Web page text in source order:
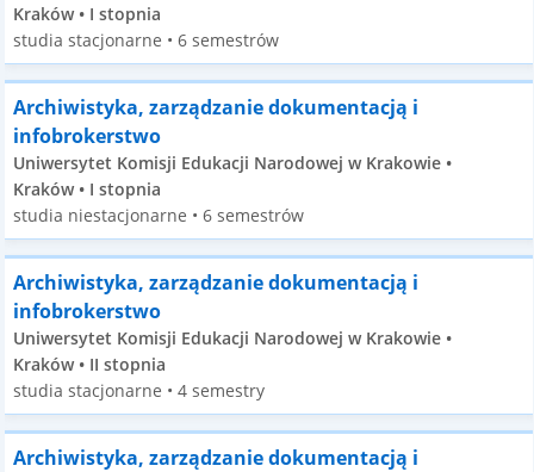
Kraków • I stopnia
studia stacjonarne • 6 semestrów
Archiwistyka, zarządzanie dokumentacją i
infobrokerstwo
Uniwersytet Komisji Edukacji Narodowej w Krakowie •
Kraków • I stopnia
studia niestacjonarne • 6 semestrów
Archiwistyka, zarządzanie dokumentacją i
infobrokerstwo
Uniwersytet Komisji Edukacji Narodowej w Krakowie •
Kraków • II stopnia
studia stacjonarne • 4 semestry
Archiwistyka, zarządzanie dokumentacją i